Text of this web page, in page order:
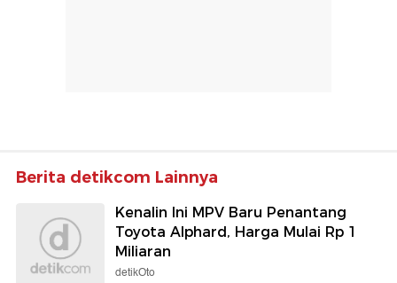
Berita detikcom Lainnya
Kenalin Ini MPV Baru Penantang
Toyota Alphard, Harga Mulai Rp 1
Miliaran
detikOto